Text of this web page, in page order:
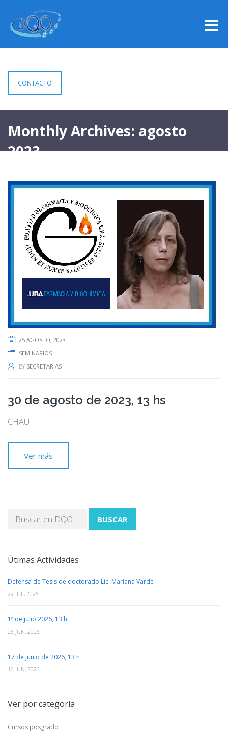
CONTACTO
Monthly Archives: agosto
2023
25 AGOSTO, 2023
SEMINARIOS
BY SECRETARIAS
30 de agosto de 2023, 13 hs
CHAU
Ver más
BUSCAR
Útimas Actividades
Defensa de Tesis de doctorado Lic. Mariana Vardé
29 JUL, 2026
1º de julio 2026, 13 h
26 JUN, 2026
17 de junio de 2026, 13 h
16 JUN, 2026
Ver por categoría
Cursos posgrado